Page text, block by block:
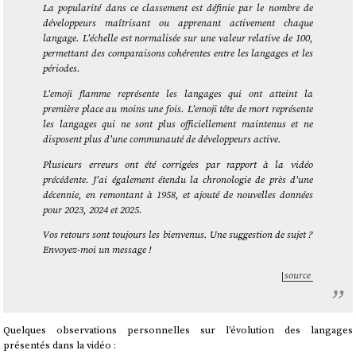
La popularité dans ce classement est définie par le nombre de
développeurs maîtrisant ou apprenant activement chaque
langage. L'échelle est normalisée sur une valeur relative de 100,
permettant des comparaisons cohérentes entre les langages et les
périodes.
L'emoji flamme représente les langages qui ont atteint la
première place au moins une fois. L'emoji tête de mort représente
les langages qui ne sont plus officiellement maintenus et ne
disposent plus d'une communauté de développeurs active.
Plusieurs erreurs ont été corrigées par rapport à la vidéo
précédente. J'ai également étendu la chronologie de près d'une
décennie, en remontant à 1958, et ajouté de nouvelles données
pour 2023, 2024 et 2025.
Vos retours sont toujours les bienvenus. Une suggestion de sujet ?
Envoyez-moi un message !
source
Quelques observations personnelles sur l'évolution des langages
présentés dans la vidéo :